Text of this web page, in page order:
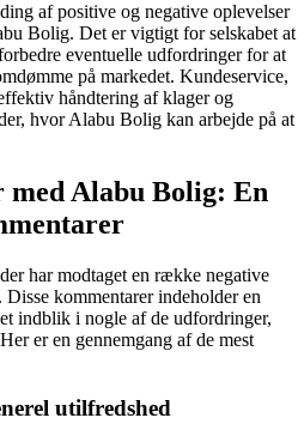
af positive og negative oplevelser
Bolig. Det er vigtigt for selskabet at
eventuelle udfordringer for at
på markedet. Kundeservice,
håndtering af klager og
hvor Alabu Bolig kan arbejde på at
Alabu Bolig: En
har modtaget en række negative
kommentarer indeholder en
indblik i nogle af de udfordringer,
er en gennemgang af de mest
utilfredshed